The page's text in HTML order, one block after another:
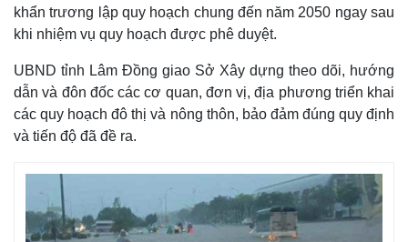
Thế giới
Quan sát
Multimedia
Video
khẩn trương lập quy hoạch chung đến năm 2050 ngay sau
khi nhiệm vụ quy hoạch được phê duyệt.
UBND tỉnh Lâm Đồng giao Sở Xây dựng theo dõi, hướng
dẫn và đôn đốc các cơ quan, đơn vị, địa phương triển khai
các quy hoạch đô thị và nông thôn, bảo đảm đúng quy định
và tiến độ đã đề ra.